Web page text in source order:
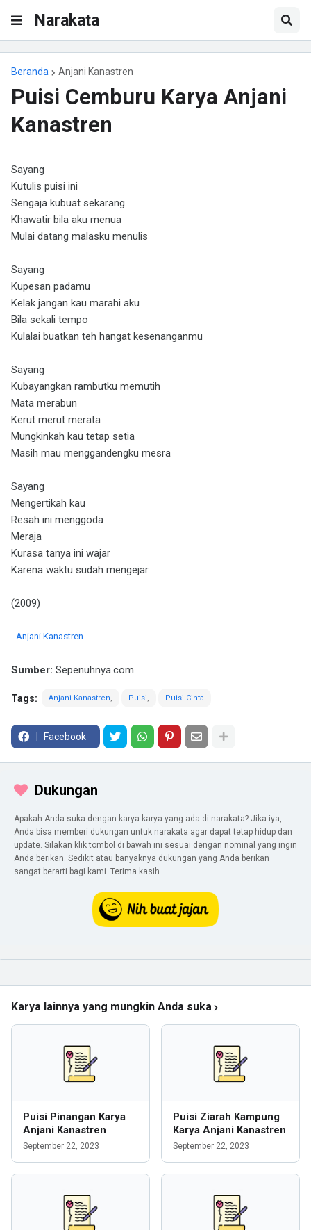
Narakata
Beranda Anjani Kanastren
Puisi Cemburu Karya Anjani
Kanastren
Sayang
Kutulis puisi ini
Sengaja kubuat sekarang
Khawatir bila aku menua
Mulai datang malasku menulis
Sayang
Kupesan padamu
Kelak jangan kau marahi aku
Bila sekali tempo
Kulalai buatkan teh hangat kesenanganmu
Sayang
Kubayangkan rambutku memutih
Mata merabun
Kerut merut merata
Mungkinkah kau tetap setia
Masih mau menggandengku mesra
Sayang
Mengertikah kau
Resah ini menggoda
Meraja
Kurasa tanya ini wajar
Karena waktu sudah mengejar.
(2009)
- Anjani Kanastren
Sumber: Sepenuhnya.com
Tags: Anjani Kanastren Puisi Puisi Cinta
Facebook
Dukungan
Apakah Anda suka dengan karya-karya yang ada di narakata? Jika iya,
Anda bisa memberi dukungan untuk narakata agar dapat tetap hidup dan
update. Silakan klik tombol di bawah ini sesuai dengan nominal yang ingin
Anda berikan. Sedikit atau banyaknya dukungan yang Anda berikan
sangat berarti bagi kami. Terima kasih.
Karya lainnya yang mungkin Anda suka
Puisi Pinangan Karya
Anjani Kanastren
September 22, 2023
Puisi Ziarah Kampung
Karya Anjani Kanastren
September 22, 2023